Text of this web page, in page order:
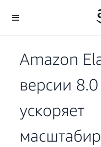
Перейти к главному контенту
Amazon
версии
ускоряет